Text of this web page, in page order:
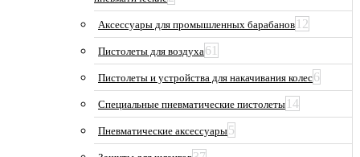
Аксессуары для промышленных барабанов 12
Пистолеты для воздуха61
Пистолеты и устройства для накачивания колес6
Специальные пневматические пистолеты 14
Пневматические аксессуары5